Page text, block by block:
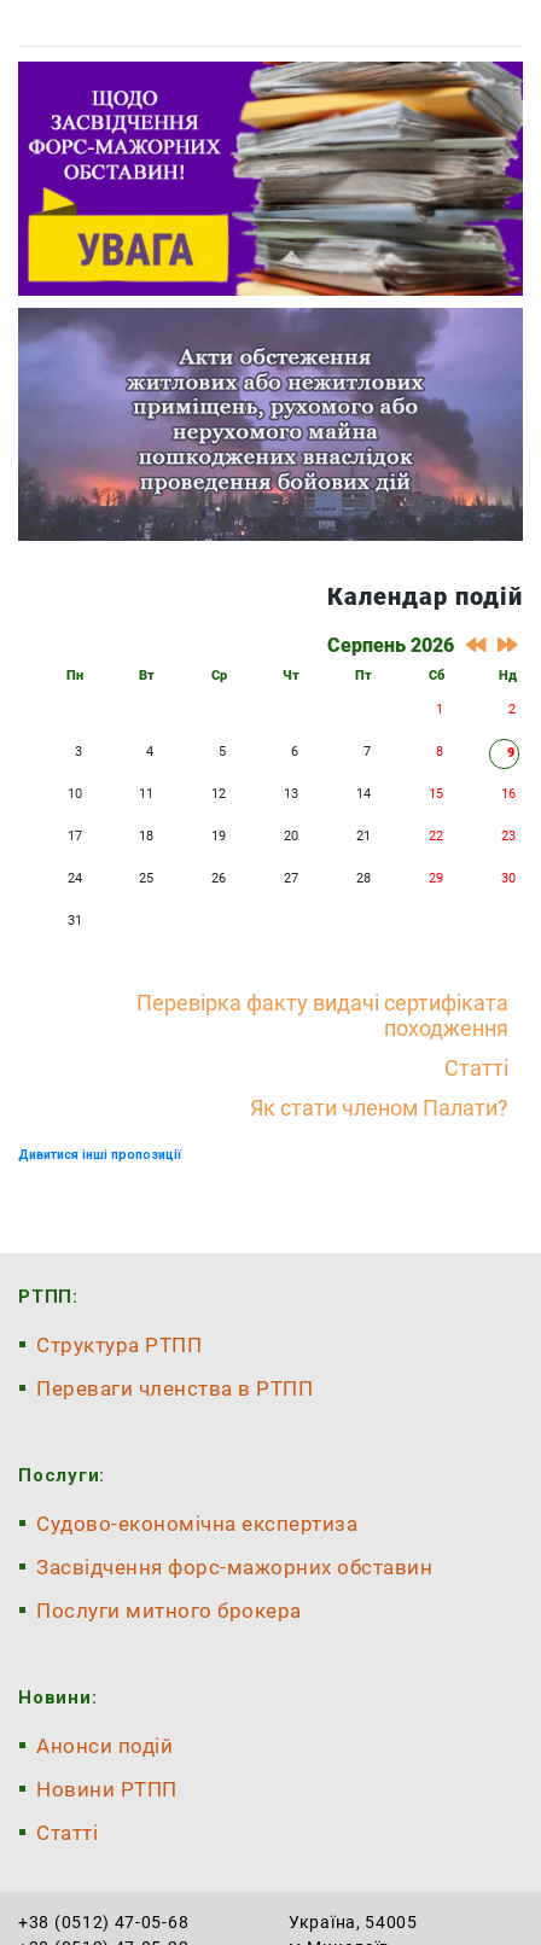
Календар подій
Серпень 2026
Пн Вт Ср Чт Пт Сб Нд
1 2
3 4 5 6 7 8 9
10 11 12 13 14 15 16
17 18 19 20 21 22 23
24 25 26 27 28 29 30
31
Перевірка факту видачі сертифіката
походження
Статті
Як стати членом Палати?
Дивитися інші пропозиції
РТПП:
Структура РТПП
Переваги членства в РТПП
Послуги:
Судово-економічна експертиза
Засвідчення форс-мажорних обставин
Послуги митного брокера
Новини:
Анонси подій
Новини РТПП
Статті
+38 (0512) 47-05-68
Україна, 54005